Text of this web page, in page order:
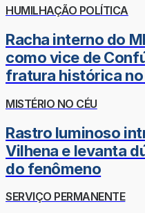
HUMILHAÇÃO POLÍTICA
Racha interno do
como vice de
fratura histórica
MISTÉRIO NO CÉU
Rastro luminoso
Vilhena e levanta
do fenômeno
SERVIÇO PERMANENTE